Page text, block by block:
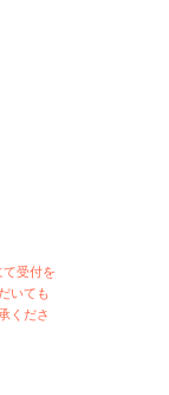
受付を
いても
くださ